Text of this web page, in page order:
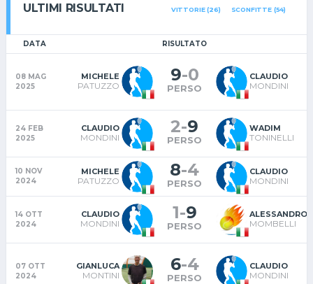
ULTIMI RISULTATI VITTORIE (26) SCONFITTE (54)
DATA RISULTATO
08 MAG
2025
MICHELE
PATUZZO
9-0
PERSO
CLAUDIO
MONDINI
24 FEB
2025
CLAUDIO
MONDINI
2-9
PERSO
WADIM
TONINELLI
10 NOV
2024
MICHELE
PATUZZO
8-4
PERSO
CLAUDIO
MONDINI
14 OTT
2024
CLAUDIO
MONDINI
1-9
PERSO
ALESSANDRO
MOMBELLI
07 OTT
2024
GIANLUCA
MONTINI
6-4
PERSO
CLAUDIO
MONDINI